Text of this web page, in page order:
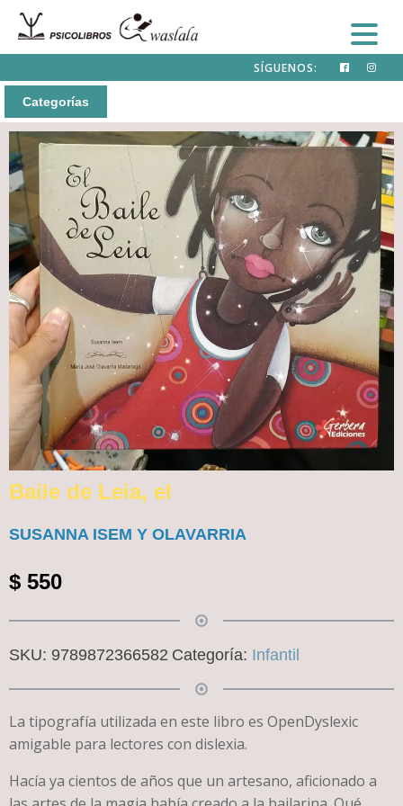
SÍGUENOS:
Categorías
Baile de Leia, el
SUSANNA ISEM Y OLAVARRIA
$ 550
SKU: 9789872366582 Categoría: Infantil
La tipografía utilizada en este libro es OpenDyslexic
amigable para lectores con dislexia.
Hacía ya cientos de años que un artesano, aficionado a